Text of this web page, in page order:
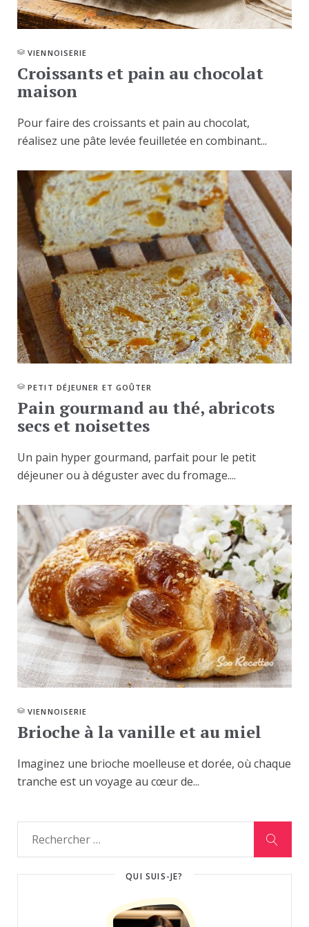
VIENNOISERIE
Croissants et pain au chocolat
maison
Pour faire des croissants et pain au chocolat,
réalisez une pâte levée feuilletée en combinant...
PETIT DÉJEUNER ET GOÛTER
Pain gourmand au thé, abricots
secs et noisettes
Un pain hyper gourmand, parfait pour le petit
déjeuner ou à déguster avec du fromage....
VIENNOISERIE
Brioche à la vanille et au miel
Imaginez une brioche moelleuse et dorée, où chaque
tranche est un voyage au cœur de...
QUI SUIS-JE?